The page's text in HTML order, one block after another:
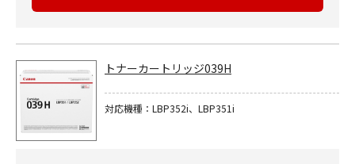
トナーカートリッジ039H
対応機種：LBP352i、LBP351i